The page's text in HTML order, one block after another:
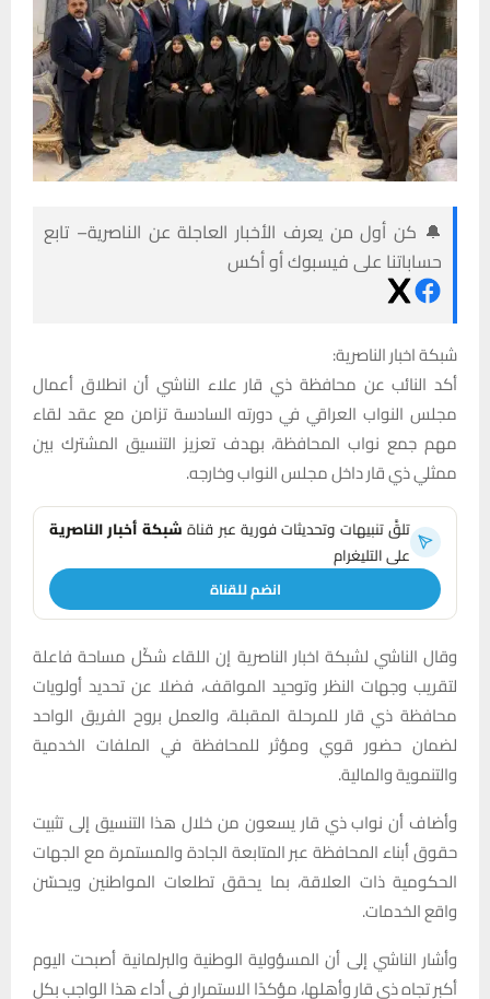
🔔 كن أول من يعرف الأخبار العاجلة عن الناصرية– تابع
حساباتنا على فيسبوك أو أكس
شبكة اخبار الناصرية:
أكد النائب عن محافظة ذي قار علاء الناشي أن انطلاق أعمال
مجلس النواب العراقي في دورته السادسة تزامن مع عقد لقاء
مهم جمع نواب المحافظة، بهدف تعزيز التنسيق المشترك بين
ممثلي ذي قار داخل مجلس النواب وخارجه.
تلقَّ تنبيهات وتحديثات فورية عبر قناةشبكة أخبار الناصرية
على التليغرام
انضم للقناة
وقال الناشي لشبكة اخبار الناصرية إن اللقاء شكّل مساحة فاعلة
لتقريب وجهات النظر وتوحيد المواقف، فضلا عن تحديد أولويات
محافظة ذي قار للمرحلة المقبلة، والعمل بروح الفريق الواحد
لضمان حضور قوي ومؤثر للمحافظة في الملفات الخدمية
والتنموية والمالية.
وأضاف أن نواب ذي قار يسعون من خلال هذا التنسيق إلى تثبيت
حقوق أبناء المحافظة عبر المتابعة الجادة والمستمرة مع الجهات
الحكومية ذات العلاقة، بما يحقق تطلعات المواطنين ويحسّن
واقع الخدمات.
وأشار الناشي إلى أن المسؤولية الوطنية والبرلمانية أصبحت اليوم
أكبر تجاه ذي قار وأهلها، مؤكدًا الاستمرار في أداء هذا الواجب بكل